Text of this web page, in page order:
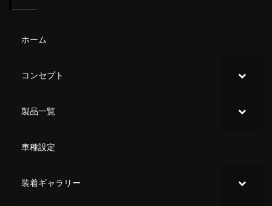
ホーム
コンセプト
製品一覧
車種設定
装着ギャラリー